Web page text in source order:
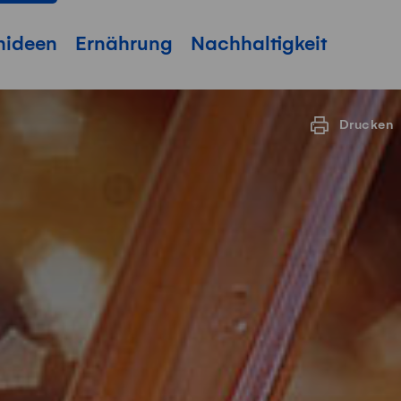
Ernährung Nachhaltigkeit
Drucken